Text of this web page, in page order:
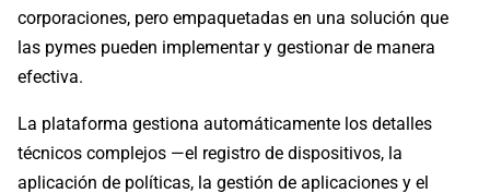
corporaciones, pero empaquetadas en una solución que
las pymes pueden implementar y gestionar de manera
efectiva.
La plataforma gestiona automáticamente los detalles
técnicos complejos —el registro de dispositivos, la
aplicación de políticas, la gestión de aplicaciones y el